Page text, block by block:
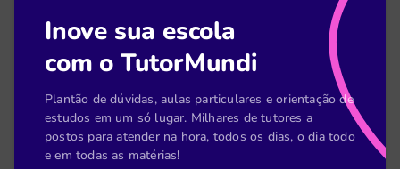
Falta de tempo dos pais
Um dos principais obstáculos na relação família-
escola é a falta de tempo dos pais para
participar ativamente da vida escolar dos filhos.
Inove sua escola
com o TutorMundi
Plantão de dúvidas, aulas particulares e orientação de
estudos em um só lugar. Milhares de tutores a
postos para atender na hora, todos os dias, o dia todo
e em todas as matérias!